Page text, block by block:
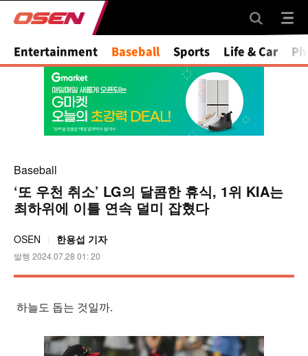
Entertainment Baseball Sports Life & Car
Baseball
‘또 우천 취소’ LG의 달콤한 휴식, 1위 KIA는
최하위에 이틀 연속 덜미 잡혔다
OSEN 한용섭 기자
발행 2024.07.28 01: 20
하늘도 돕는 것일까.